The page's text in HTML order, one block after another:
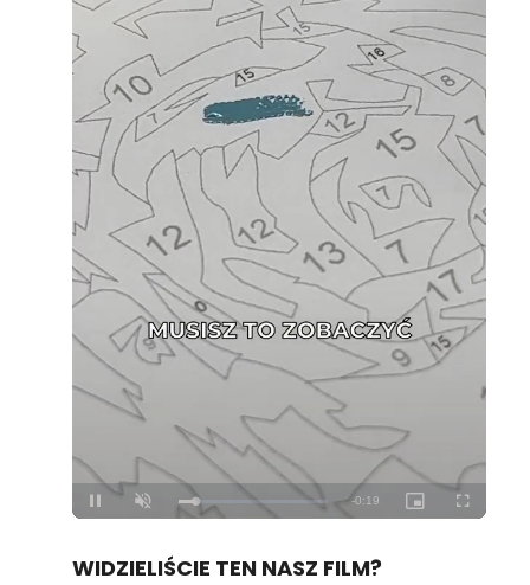
Unmute Loaded
100.00%
WIDZIELIŚCIE TEN NASZ FILM?